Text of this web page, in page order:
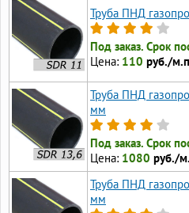
Труба ПНД
Под заказ. Срок
Цена: 110 руб./
Труба ПНД
мм
Под заказ. Срок
Цена: 1080 руб./
Труба ПНД
мм